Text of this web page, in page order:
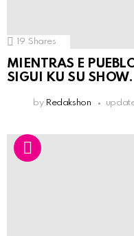
19 Shares
MIENTRAS E
SIGUI KU SU SHOW.
by Redakshon